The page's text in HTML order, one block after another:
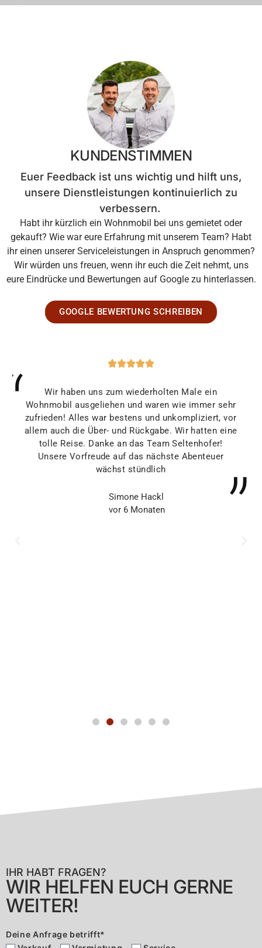
KUNDENSTIMMEN
Euer Feedback ist uns wichtig und hilft uns,
unsere Dienstleistungen kontinuierlich zu
verbessern.
Habt ihr kürzlich ein Wohnmobil bei uns gemietet oder
gekauft? Wie war eure Erfahrung mit unserem Team? Habt
ihr einen unserer Serviceleistungen in Anspruch genommen?
Wir würden uns freuen, wenn ihr euch die Zeit nehmt, uns
eure Eindrücke und Bewertungen auf Google zu hinterlassen.
GOOGLE BEWERTUNG SCHREIBEN
Wir haben uns zum wiederholten Male ein
Wohnmobil ausgeliehen und waren wie immer sehr
zufrieden! Alles war bestens und unkompliziert, vor
allem auch die Über- und Rückgabe. Wir hatten eine
tolle Reise. Danke an das Team Seltenhofer!
Unsere Vorfreude auf das nächste Abenteuer
wächst stündlich
Simone Hackl
vor 6 Monaten
IHR HABT FRAGEN?
WIR HELFEN EUCH GERNE
WEITER!
Deine Anfrage betrifft*